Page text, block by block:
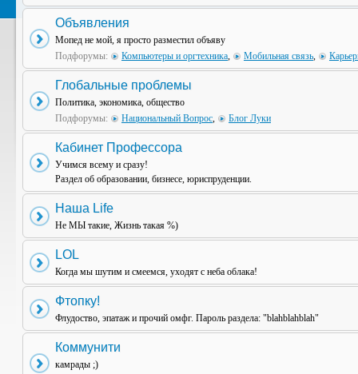
Объявления
Мопед не мой, я просто разместил объяву
Подфорумы:
Компьютеры и оргтехника, Мобильная связь,
Глобальные проблемы
Политика, экономика, общество
Подфорумы:
Национальный Вопрос, Блог Луки
Кабинет Профессора
Учимся всему и сразу!
Раздел об образовании, бизнесе, юриспруденции.
Наша Life
Не МЫ такие, Жизнь такая %)
LOL
Когда мы шутим и смеемся, уходят с неба облака!
Фтопку!
Флудоство, эпатаж и прочий омфг. Пароль раздела: "blahblahblah"
Коммунити
камрады ;)